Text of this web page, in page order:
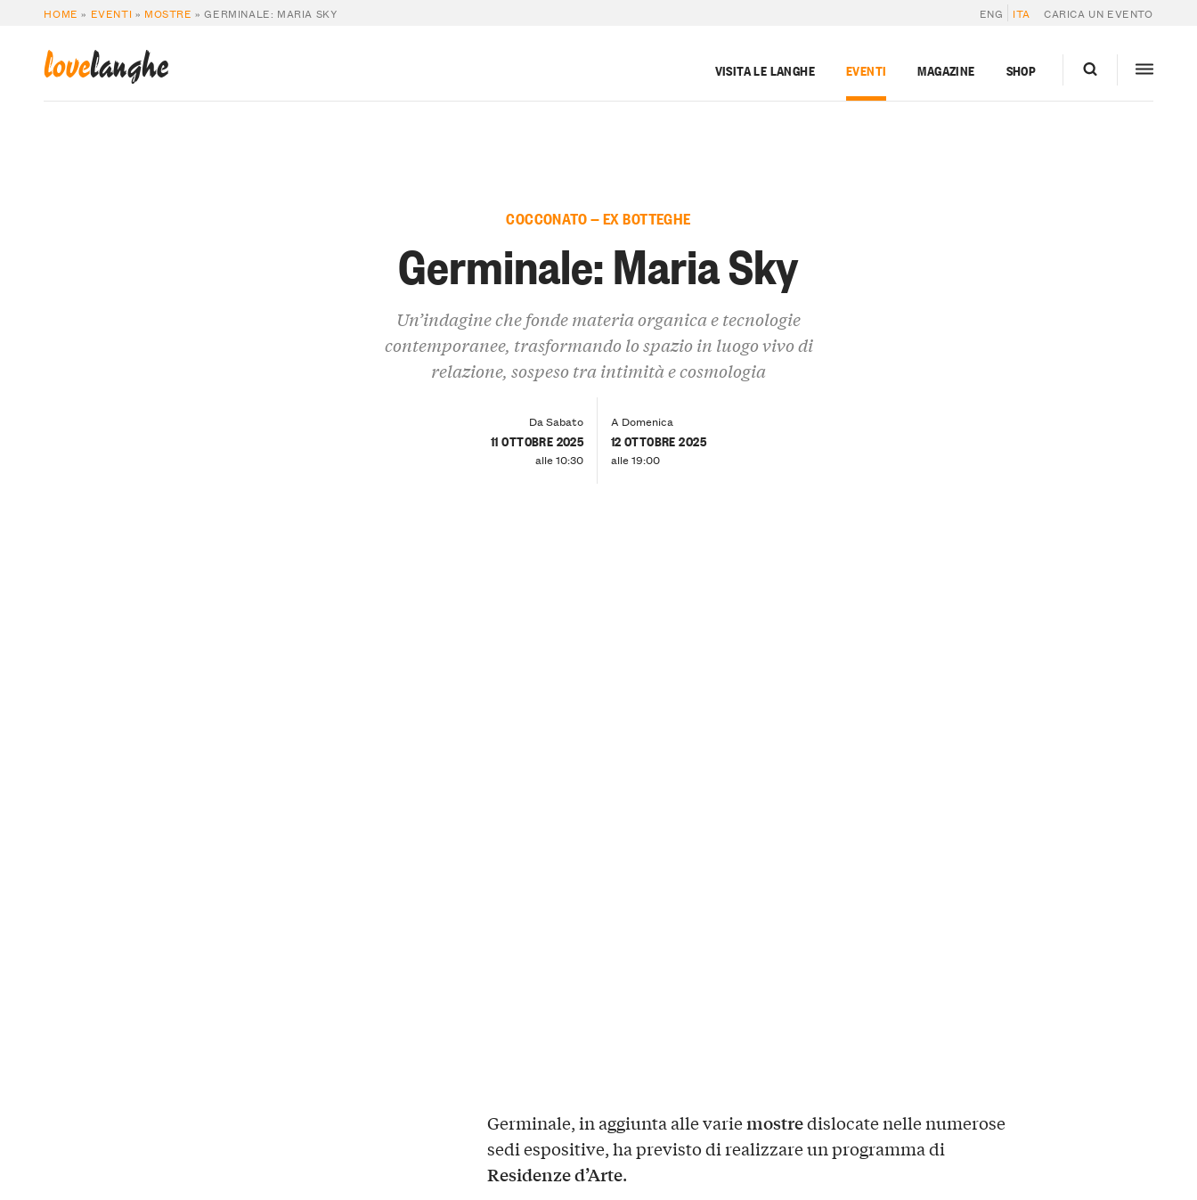
HOME » EVENTI » MOSTRE »GERMINALE: MARIA SKY ENG ITA CARICA UN EVENTO
lovelanghe VISITA LE LANGHE EVENTI MAGAZINE SHOP
COCCONATO — EX BOTTEGHE
Germinale: Maria Sky
Un’indagine che fonde materia organica e tecnologie
contemporanee, trasformando lo spazio in luogo vivo di
relazione, sospeso tra intimità e cosmologia
Da Sabato
11 OTTOBRE 2025
alle 10:30
A Domenica
12 OTTOBRE 2025
alle 19:00
Germinale, in aggiunta alle variemostredislocate nelle numerose
sedi espositive, ha previsto di realizzare un programma di
Residenze d’Arte.